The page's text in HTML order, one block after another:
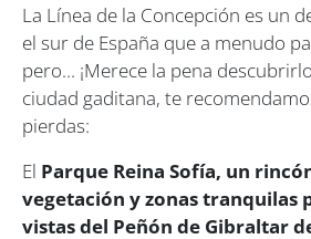
La Línea de la Concepción es un
el sur de España que a menudo
pero... ¡Merece la pena
ciudad gaditana, te
pierdas:
El Parque Reina Sofía, un
vegetación y zonas tranquilas
vistas del Peñón de Gibraltar